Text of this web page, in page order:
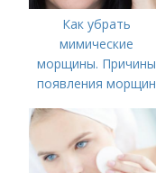
Как убрать
мимические
морщины. Причины
появления морщин